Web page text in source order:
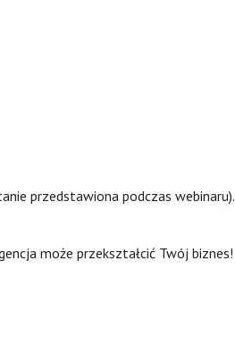
przedstawiona podczas webinaru).
może przekształcić Twój biznes!